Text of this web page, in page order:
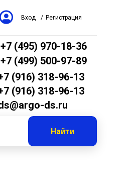
Вход / Регистрация
+7 (495) 970-18-36
+7 (499) 500-97-89
(916) 318-96-13
(916) 318-96-13
ds.ru
Найти